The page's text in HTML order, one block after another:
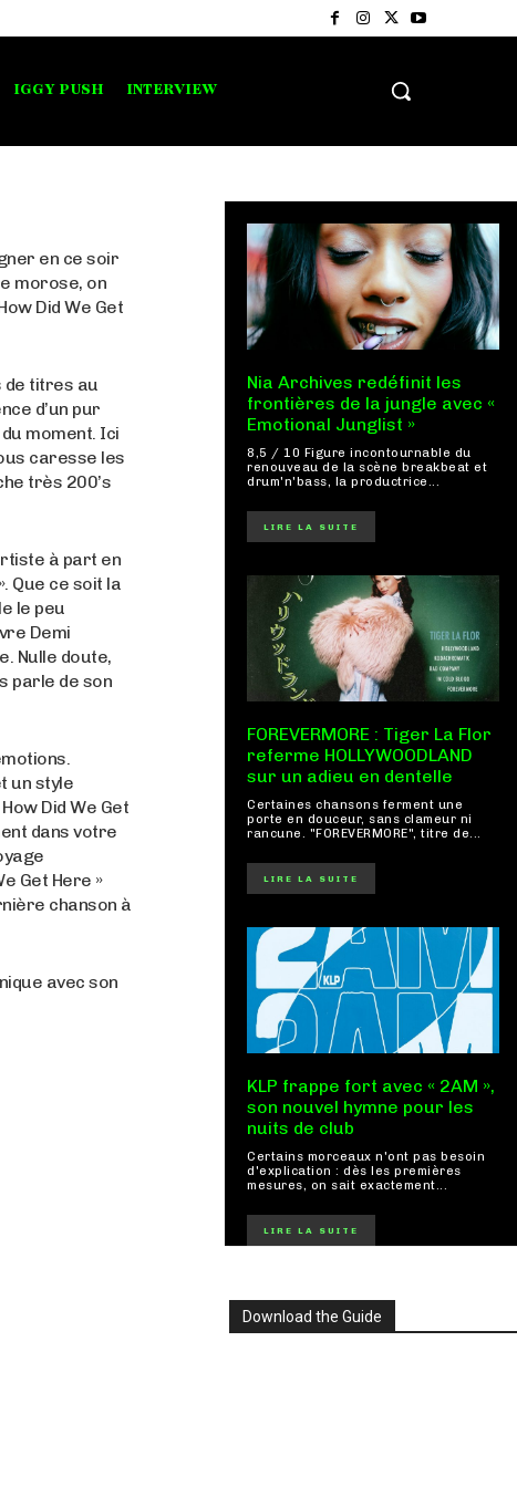
IGGY PUSH INTERVIEW
en ce soir
morose, on
Did We Get
de titres au
d’un pur
moment. Ici
caresse les
très 200’s
à part en
Que ce soit la
le peu
Demi
Nulle doute,
parle de son
un style
Did We Get
dans votre
Get Here »
chanson à
avec son
Nia Archives redéfinit les
frontières de la jungle avec «
Emotional Junglist »
8,5 / 10 Figure incontournable du
renouveau de la scène breakbeat et
drum'n'bass, la productrice...
LIRE LA SUITE
FOREVERMORE : Tiger La Flor
referme HOLLYWOODLAND
sur un adieu en dentelle
Certaines chansons ferment une
porte en douceur, sans clameur ni
rancune. "FOREVERMORE", titre de...
LIRE LA SUITE
KLP frappe fort avec « 2AM »,
son nouvel hymne pour les
nuits de club
Certains morceaux n'ont pas besoin
d'explication : dès les premières
mesures, on sait exactement...
LIRE LA SUITE
Download the Guide